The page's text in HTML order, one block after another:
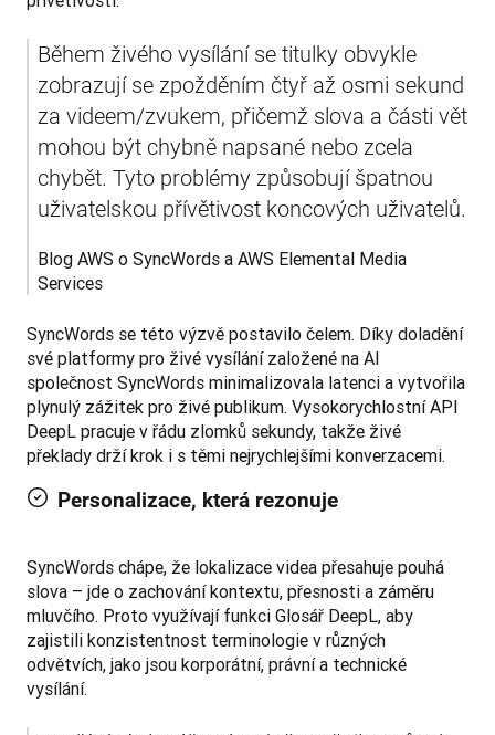
Během živého vysílání se titulky obvykle
zobrazují se zpožděním čtyř až osmi sekund
za videem/zvukem, přičemž slova a části vět
mohou být chybně napsané nebo zcela
chybět. Tyto problémy způsobují špatnou
uživatelskou přívětivost koncových uživatelů.
Blog AWS o SyncWords a AWS Elemental Media
Services
SyncWords se této výzvě postavilo čelem. Díky doladění
své platformy pro živé vysílání založené na AI
společnost SyncWords minimalizovala latenci a vytvořila
plynulý zážitek pro živé publikum. Vysokorychlostní API
DeepL pracuje v řádu zlomků sekundy, takže živé
překlady drží krok i s těmi nejrychlejšími konverzacemi.
Personalizace, která rezonuje
SyncWords chápe, že lokalizace videa přesahuje pouhá
slova – jde o zachování kontextu, přesnosti a záměru
mluvčího. Proto využívají funkci Glosář DeepL, aby
zajistili konzistentnost terminologie v různých
odvětvích, jako jsou korporátní, právní a technické
vysílání.